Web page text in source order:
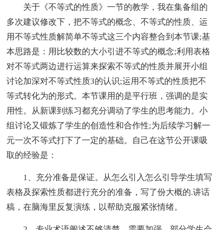
关于《不等式的性质》一节的教学，我在集备组的
多次建议修改下，把不等式的概念、不等式的性质、运
用不等式性质解简单不等式这三个内容整合到本节课;基
本思路是：用比较数的大小引进不等式的概念;利用表格
对不等式两边进行运算来探索不等式的性质并展开小组
讨论加深对不等式性质3的认识;运用不等式的性质把不
等式转化为的形式。本节课用的是平行班，强调的是实
用性。从新课到练习都充分调动了学生的思考能力。小
组讨论又锻炼了学生的创造性和合作性;为后续学习解一
元一次不等式打下了一定的基础。自己在这节公开课吸
取的经验是：
1、充分准备是保证。从怎么引入怎么引导学生填写
表格及探索性质都进行充分的准备，写了份大概的.讲话
稿，在脑海里反复演练，以帮助克服紧张情绪。